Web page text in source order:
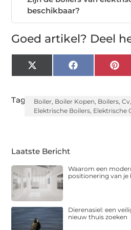
beschikbaar?
Goed artikel? Deel
X
(Twitter)
Facebook
Tags: Boiler, Boiler Kopen Boilers, Cv,
Elektrische Boilers, Elektrische
Laatste Bericht
Waarom een
positionering van je
Dierenasiel: een
nieuw thuis zoeken